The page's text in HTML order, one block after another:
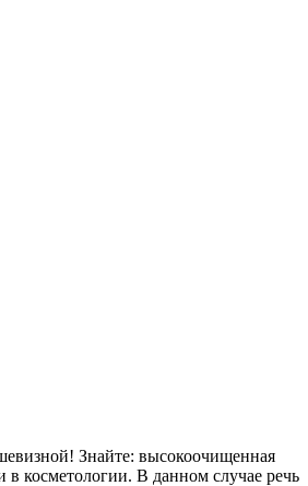
Знайте: высокоочищенная
косметологии. В данном случае речь